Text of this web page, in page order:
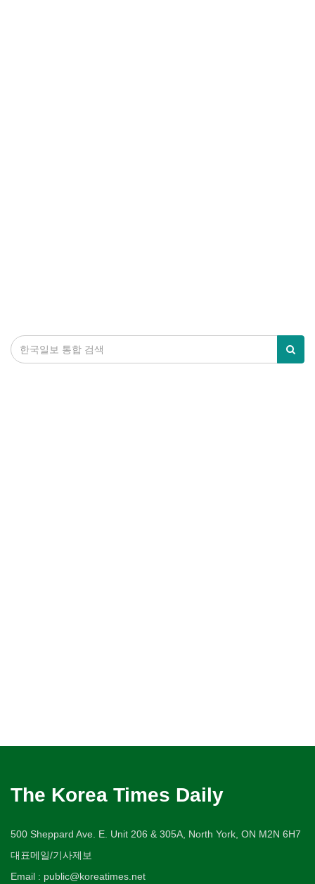
The Korea Times Daily
500 Sheppard Ave. E. Unit 206 & 305A, North York, ON M2N 6H7
대표메일/기사제보
Email : public@koreatimes.net